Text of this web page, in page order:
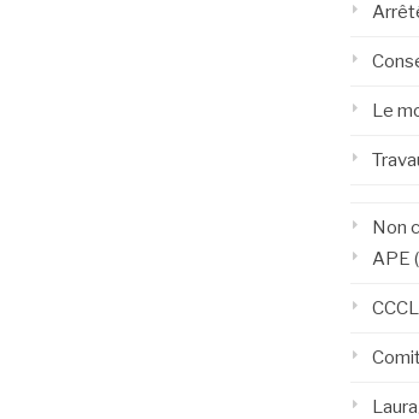
Le
Non
APE